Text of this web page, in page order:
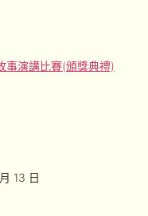
事演講比賽(頒獎典禮)
13 日